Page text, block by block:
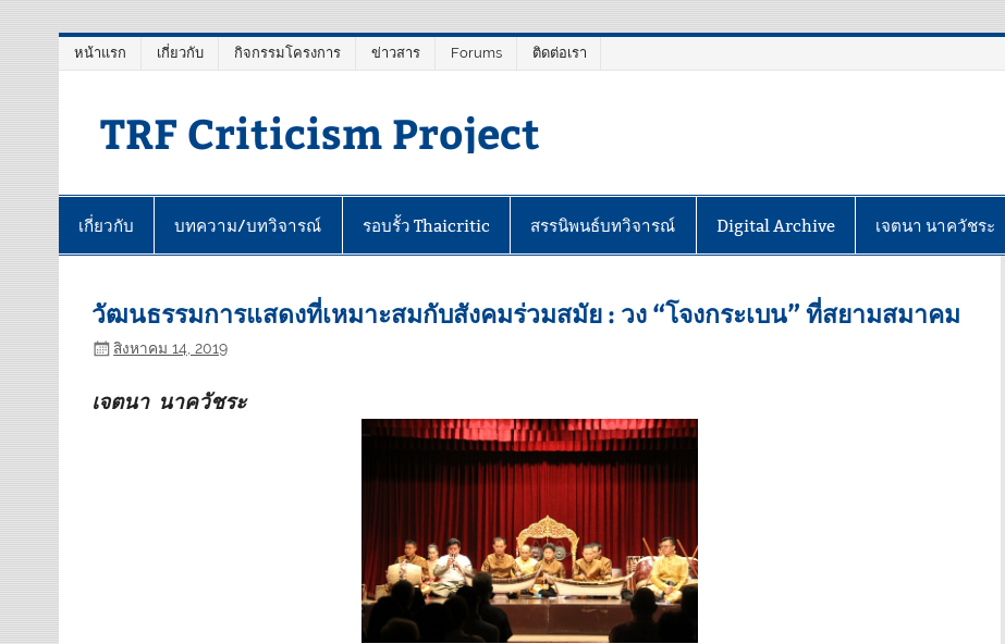
หน้าแรก เกี่ยวกับ กิจกรรมโครงการ ข่าวสาร Forums ติดต่อเรา
TRF Criticism Project
เกี่ยวกับ บทความ/บทวิจารณ์ รอบรั้ว Thaicritic สรรนิพนธ์บทวิจารณ์ Digital Archive เจตนา นาควัชระ
วัฒนธรรมการแสดงที่เหมาะสมกับสังคมร่วมสมัย : วง “โจงกระเบน” ที่สยามสมาคม
สิงหาคม 14, 2019
เจตนา นาควัชระ